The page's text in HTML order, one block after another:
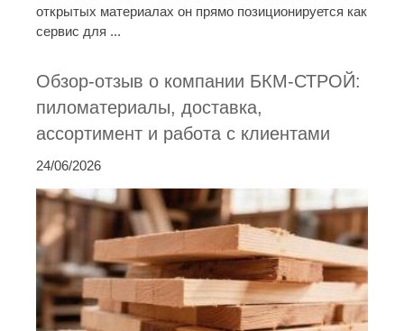
открытых материалах он прямо позиционируется как
сервис для ...
Обзор-отзыв о компании БКМ-СТРОЙ:
пиломатериалы, доставка,
ассортимент и работа с клиентами
24/06/2026